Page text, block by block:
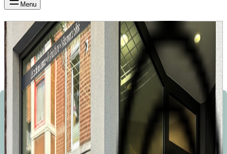
Menu
La Marionnette - Puériculture,
Vêtements, Jeux, Listes de
naissance
Bienvenue à la Marionnette !
Les conseils avisés, la sympathie, le service, la disponibilité, le service après vente et le choix sont les
mots d’ordre de notre boutique.